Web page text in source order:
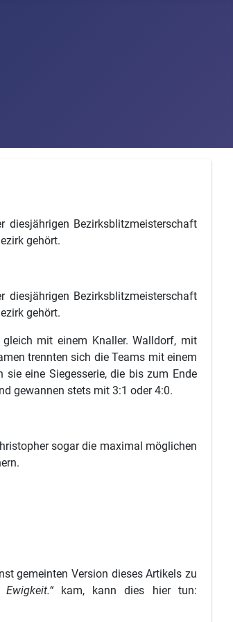
diesjährigen Bezirksblitzmeisterschaft
gehört.
diesjährigen Bezirksblitzmeisterschaft
gehört.
mit einem Knaller. Walldorf, mit
trennten sich die Teams mit einem
eine Siegesserie, die bis zum Ende
gewannen stets mit 3:1 oder 4:0.
sogar die maximal möglichen
gemeinten Version dieses Artikels zu
kam, kann dies hier tun: